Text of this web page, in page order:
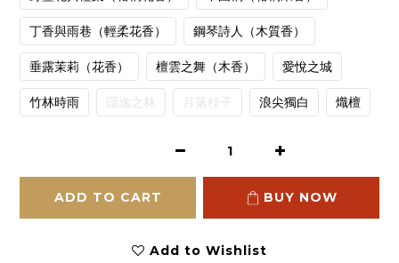
丁香與雨巷（輕柔花香） 鋼琴詩人（木質香）
垂露茉莉（花香） 檀雲之舞（木香） 愛悅之城
竹林時雨 隱逸之林 月落桂子 浪尖獨白 熾檀
ADD TO CART BUY NOW
Add to Wishlist